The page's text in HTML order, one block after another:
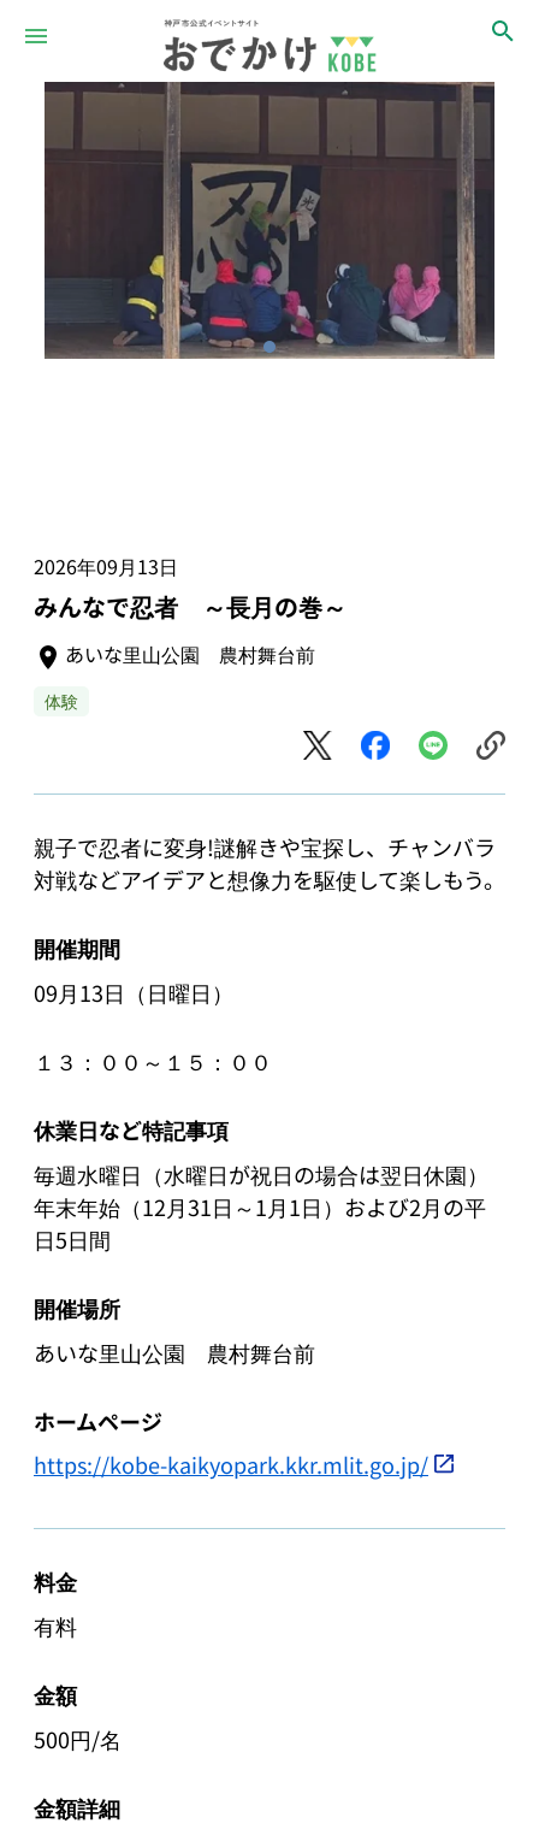
2026年09月13日
みんなで忍者 ～長月の巻～
あいな里山公園 農村舞台前
体験
親子で忍者に変身!謎解きや宝探し、チャンバラ
対戦などアイデアと想像力を駆使して楽しもう。
開催期間
09月13日（日曜日）
１３：００～１５：００
休業日など特記事項
毎週水曜日（水曜日が祝日の場合は翌日休園）
年末年始（12月31日～1月1日）および2月の平
日5日間
開催場所
あいな里山公園 農村舞台前
ホームページ
https://kobe-kaikyopark.kkr.mlit.go.jp/
料金
有料
金額
500円/名
金額詳細